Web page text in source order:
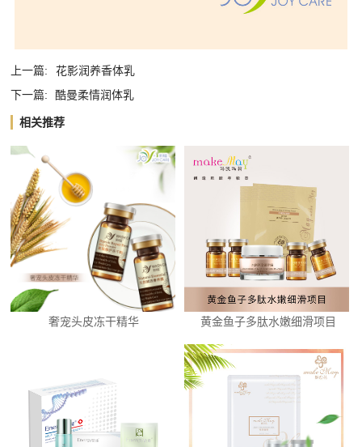
上一篇:
花影润养香体乳
下一篇:
酷曼柔情润体乳
相关推荐
奢宠头皮冻干精华 黄金鱼子多肽水嫩细滑项目